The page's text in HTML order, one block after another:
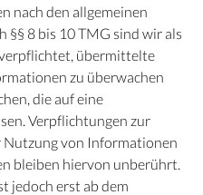
nach den allgemeinen
§§ 8 bis 10 TMG sind wir als
übermittelte
zu überwachen
die auf eine
Verpflichtungen zur
Nutzung von Informationen
bleiben hiervon unberührt.
jedoch erst ab dem